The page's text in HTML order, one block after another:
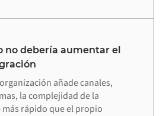
no debería aumentar el
añade canales,
la complejidad de la
rápido que el propio